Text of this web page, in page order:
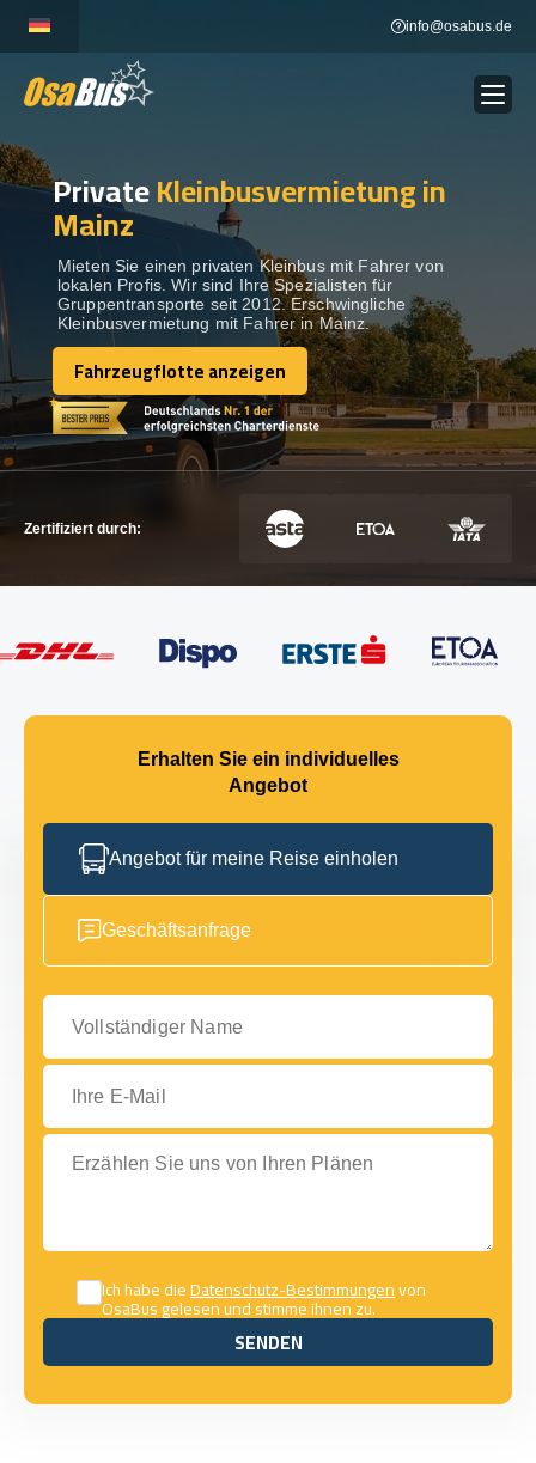
content
info@osabus.de
BUSVERMIETUNG Show dropdown
REISEZIELE
FLOTTE
KONTAKTIEREN SIE UNS
KONTAKTIEREN SIE UNS
PrivateKleinbusvermietung in
Mainz
Mieten Sie einen privaten Kleinbus mit Fahrer von
lokalen Profis. Wir sind Ihre Spezialisten für
Gruppentransporte seit 2012. Erschwingliche
Kleinbusvermietung mit Fahrer in Mainz.
Fahrzeugflotte anzeigen
Fahrzeugflotte anzeigen
Zertifiziert durch:
Erhalten Sie ein individuelles
Angebot
Angebot für meine Reise einholen
Geschäftsanfrage
Vollständiger Name
Ihre E-Mail
Erzählen Sie uns von Ihren Plänen
Ich habe dieDatenschutz-Bestimmungenvon
OsaBus gelesen und stimme ihnen zu.
SENDEN
SENDEN